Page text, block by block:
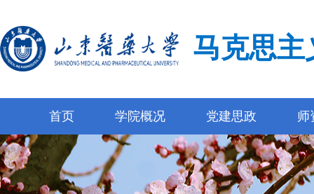
马克思主
首页 学院概况 党建思政 师